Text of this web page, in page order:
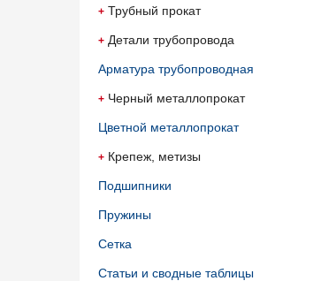
Трубный прокат
Детали трубопровода
Арматура трубопроводная
Черный металлопрокат
Цветной металлопрокат
Крепеж, метизы
Подшипники
Пружины
Сетка
Статьи и сводные таблицы